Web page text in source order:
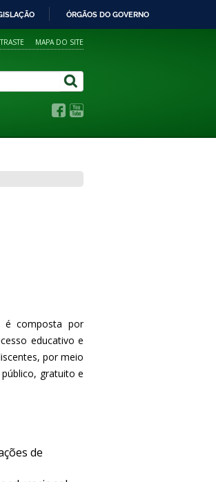
ÓRGÃOS DO GOVERNO
MAPA DO SITE
é composta por
educativo e
por meio
gratuito e
de